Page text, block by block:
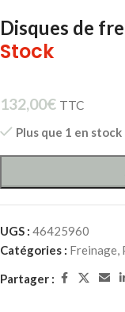
Disques de
Stock
132,00€ TTC
Plus que 1 en stock
UGS : 46425960
Catégories : Freinage,
Partager :